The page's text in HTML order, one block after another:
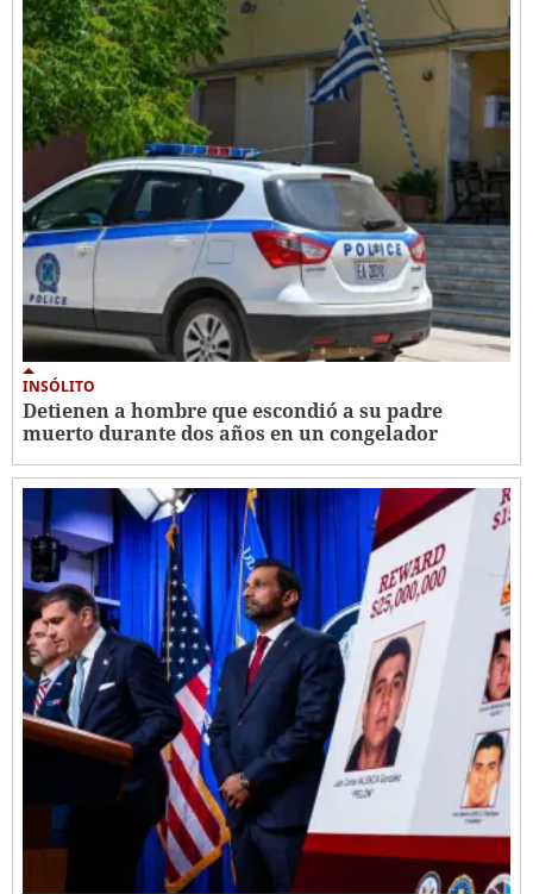
INSÓLITO
Detienen a hombre que escondió a su padre
muerto durante dos años en un congelador